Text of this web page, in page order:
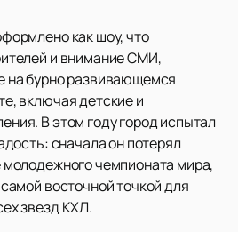
как шоу, что
и внимание СМИ,
на бурно развивающемся
включая детские и
В этом году город испытал
сначала он потерял
чемпионата мира,
восточной точкой для
звезд КХЛ.